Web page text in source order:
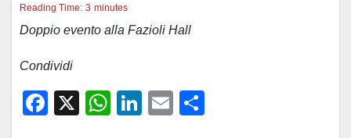
Reading Time: 3 minutes
Doppio evento alla Fazioli Hall
Condividi
F
X
W
Li
E